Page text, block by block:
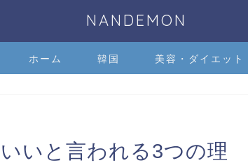
NANDEMON
ホーム 韓国 美容・ダイエット
いと言われる3つの理